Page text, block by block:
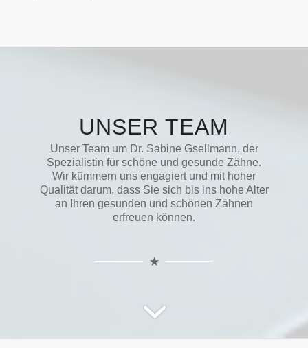
UNSER TEAM
Unser Team um Dr. Sabine Gsellmann, der
Spezialistin für schöne und gesunde Zähne.
Wir kümmern uns engagiert und mit hoher
Qualität darum, dass Sie sich bis ins hohe Alter
an Ihren gesunden und schönen Zähnen
erfreuen können.